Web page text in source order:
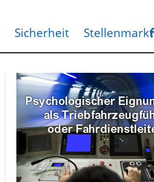
Sicherheit Stellenmarkt